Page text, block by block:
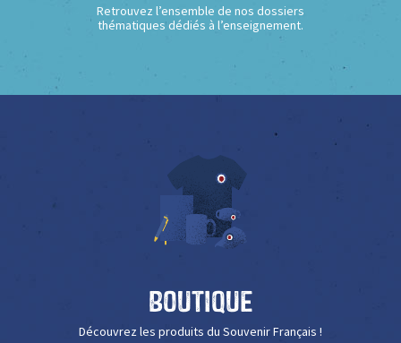
Retrouvez l’ensemble de nos dossiers
thématiques dédiés à l’enseignement.
Boutique
Découvrez les produits du Souvenir Français !